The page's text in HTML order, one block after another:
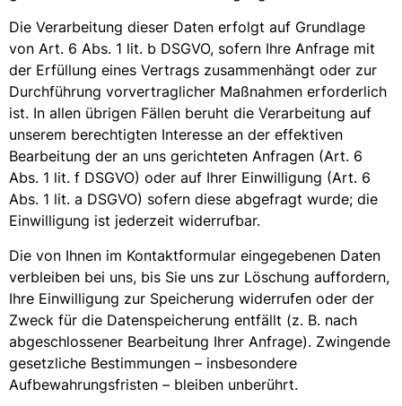
Die Verarbeitung dieser Daten erfolgt auf Grundlage
von Art. 6 Abs. 1 lit. b DSGVO, sofern Ihre Anfrage mit
der Erfüllung eines Vertrags zusammenhängt oder zur
Durchführung vorvertraglicher Maßnahmen erforderlich
ist. In allen übrigen Fällen beruht die Verarbeitung auf
unserem berechtigten Interesse an der effektiven
Bearbeitung der an uns gerichteten Anfragen (Art. 6
Abs. 1 lit. f DSGVO) oder auf Ihrer Einwilligung (Art. 6
Abs. 1 lit. a DSGVO) sofern diese abgefragt wurde; die
Einwilligung ist jederzeit widerrufbar.
Die von Ihnen im Kontaktformular eingegebenen Daten
verbleiben bei uns, bis Sie uns zur Löschung auffordern,
Ihre Einwilligung zur Speicherung widerrufen oder der
Zweck für die Datenspeicherung entfällt (z. B. nach
abgeschlossener Bearbeitung Ihrer Anfrage). Zwingende
gesetzliche Bestimmungen – insbesondere
Aufbewahrungsfristen – bleiben unberührt.